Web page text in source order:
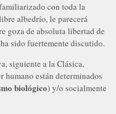
con toda la
albedrío, le parecerá
goza de absoluta libertad de
sido fuertemente discutido.
siguiente a la Clásica,
humano están determinados
biológico) y/o socialmente